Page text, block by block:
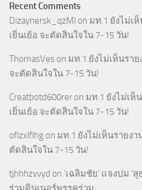
Recent Comments
Dizaynersk_qzMl on มท.1 ยังไม่เ
เยิ่นเย้อ จะตัดสินใจใน 7-15 วัน!
ThomasVes on มท.1 ยังไม่เห็นราย
จะตัดสินใจใน 7-15 วัน!
Creatbotd600rer on มท.1 ยังไม่เห็
เยิ่นเย้อ จะตัดสินใจใน 7-15 วัน!
oflzxlflhg on มท.1 ยังไม่เห็นรายงา
ตัดสินใจใน 7-15 วัน!
tjhhhzvvyd on ‘เฉลิมชัย’ แจงปม ‘